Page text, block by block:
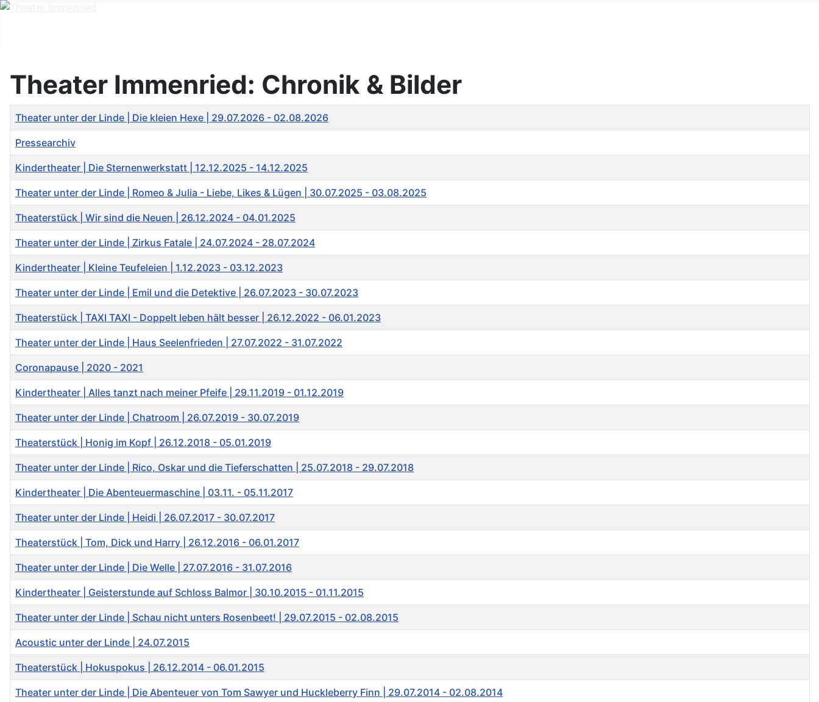
Theater Immenried: Chronik & Bilder
Titel
Theater unter der Linde | Die kleien Hexe | 29.07.2026 - 02.08.2026
Pressearchiv
Kindertheater | Die Sternenwerkstatt | 12.12.2025 - 14.12.2025
Theater unter der Linde | Romeo & Julia - Liebe, Likes & Lügen | 30.07.2025 - 03.08.2025
Theaterstück | Wir sind die Neuen | 26.12.2024 - 04.01.2025
Theater unter der Linde | Zirkus Fatale | 24.07.2024 - 28.07.2024
Kindertheater | Kleine Teufeleien | 1.12.2023 - 03.12.2023
Theater unter der Linde | Emil und die Detektive | 26.07.2023 - 30.07.2023
Theaterstück | TAXI TAXI - Doppelt leben hält besser | 26.12.2022 - 06.01.2023
Theater unter der Linde | Haus Seelenfrieden | 27.07.2022 - 31.07.2022
Coronapause | 2020 - 2021
Kindertheater | Alles tanzt nach meiner Pfeife | 29.11.2019 - 01.12.2019
Theater unter der Linde | Chatroom | 26.07.2019 - 30.07.2019
Theaterstück | Honig im Kopf | 26.12.2018 - 05.01.2019
Theater unter der Linde | Rico, Oskar und die Tieferschatten | 25.07.2018 - 29.07.2018
Kindertheater | Die Abenteuermaschine | 03.11. - 05.11.2017
Theater unter der Linde | Heidi | 26.07.2017 - 30.07.2017
Theaterstück | Tom, Dick und Harry | 26.12.2016 - 06.01.2017
Theater unter der Linde | Die Welle | 27.07.2016 - 31.07.2016
Kindertheater | Geisterstunde auf Schloss Balmor | 30.10.2015 - 01.11.2015
Theater unter der Linde | Schau nicht unters Rosenbeet! | 29.07.2015 - 02.08.2015
Acoustic unter der Linde | 24.07.2015
Theaterstück | Hokuspokus | 26.12.2014 - 06.01.2015
Theater unter der Linde | Die Abenteuer von Tom Sawyer und Huckleberry Finn | 29.07.2014 - 02.08.2014